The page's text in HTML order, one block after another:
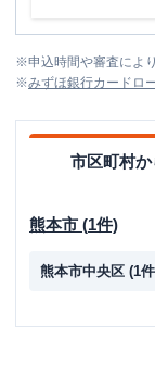
※申込時間や審査によ
※みずほ銀行カードロ
市区町村
熊本市 (1件)
熊本市中央区 (1